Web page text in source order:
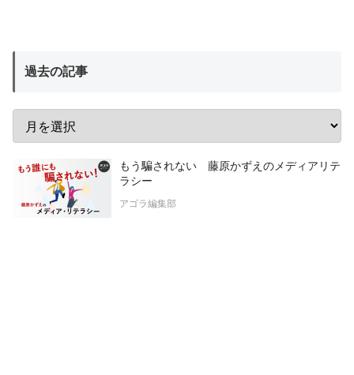
過去の記事
もう騙されない 藤原かずえのメディアリテ
ラシー
アゴラ編集部